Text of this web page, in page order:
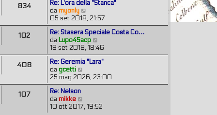
i
a
g
g
i
o
e
s
a
g
g
o
o
m
e
s
s
a
g
g
o
t
i
m
o
e
s
s
g
g
834
Re: L'ora della "Stanca"
damyonly
e
d
i
u
l
t
o
s
s
05 set 2018, 21:57
102
Re: Stasera Speciale Costa Co…
da Lupo45acp
e
d
i
l
t
o
18 set 2018, 18:46
408
Re: Geremia "Lara"
dagcetti
e
d
l
25 mag 2026, 23:00
107
Re: Nelson
damikke
e
10 ott 2017, 19:52